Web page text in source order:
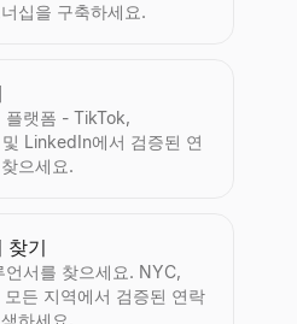
십을 구축하세요.
플랫폼 - TikTok,
LinkedIn에서 검증된 연
으세요.
찾기
언서를 찾으세요. NYC,
든 지역에서 검증된 연락